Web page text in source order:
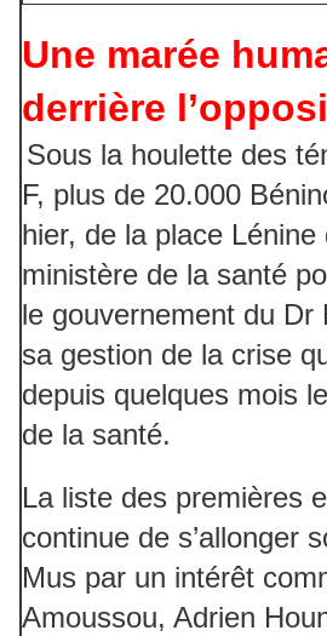
Une marée
derrière
Sous la houlette des
F, plus de 20.000
hier, de la place Lénine
ministère de la santé
le gouvernement du Dr
sa gestion de la crise
depuis quelques mois
de la santé.
La liste des premières
continue de s’allonger
Mus par un intérêt
Amoussou, Adrien